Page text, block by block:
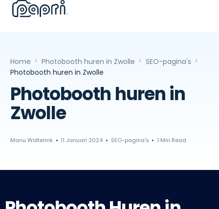
Home Photobooth huren in Zwolle
SEO-pagina's
Photobooth huren in Zwolle
Photobooth huren in
Zwolle
Manu Wolterink 11 Januari 2024 SEO-pagina's 1 Min Read